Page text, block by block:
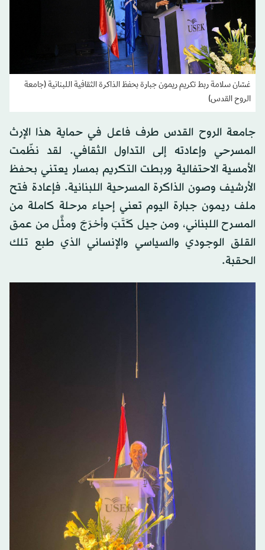
غسّان سلامة ربط تكريم ريمون جبارة بحفظ الذاكرة الثقافية اللبنانية (جامعة
الروح القدس)
جامعة الروح القدس طرف فاعل في حماية هذا الإرث
المسرحي وإعادته إلى التداول الثقافي. لقد نظّمت
الأمسية الاحتفالية وربطت التكريم بمسار يعتني بحفظ
الأرشيف وصون الذاكرة المسرحية اللبنانية. فإعادة فتح
ملف ريمون جبارة اليوم تعني إحياء مرحلة كاملة من
المسرح اللبناني، ومن جيل كَتَبَ وأخرَجَ ومثَّل من عمق
القلق الوجودي والسياسي والإنساني الذي طبع تلك
الحقبة.